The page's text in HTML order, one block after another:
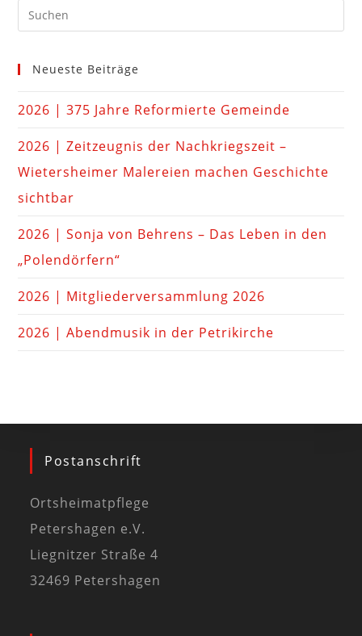
Neueste Beiträge
2026 | 375 Jahre Reformierte Gemeinde
2026 | Zeitzeugnis der Nachkriegszeit –
Wietersheimer Malereien machen Geschichte
sichtbar
2026 | Sonja von Behrens – Das Leben in den
„Polendörfern“
2026 | Mitgliederversammlung 2026
2026 | Abendmusik in der Petrikirche
Postanschrift
Ortsheimatpflege
Petershagen e.V.
Liegnitzer Straße 4
32469 Petershagen